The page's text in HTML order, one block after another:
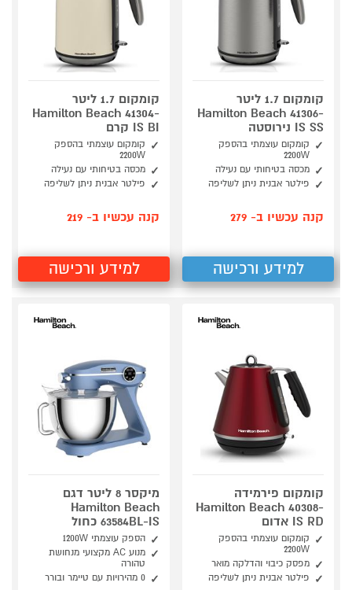
קומקום 1.7 ליטר
Hamilton Beach 41306-
IS SS נירוסטה
קומקום עוצמתי בהספק
2200W
מכסה בטיחותי עם נעילה
פילטר אבנית ניתן לשליפה
קנה עכשיו ב- 279
למידע ורכישה
קומקום 1.7 ליטר
Hamilton Beach 41304-
IS BI קרם
קומקום עוצמתי בהספק
2200W
מכסה בטיחותי עם נעילה
פילטר אבנית ניתן לשליפה
קנה עכשיו ב- 219
למידע ורכישה
קומקום פירמידה
Hamilton Beach 40308-
IS RD אדום
קומקום עוצמתי בהספק
2200W
מפסק כיבוי והדלקה מואר
פילטר אבנית ניתן לשליפה
מיקסר 8 ליטר דגם
Hamilton Beach
63584BL-IS כחול
הספק עוצמתי 1200W
מנוע AC מקצועי מנחושת
טהורה
0 מהירויות עם טיימר ובורר